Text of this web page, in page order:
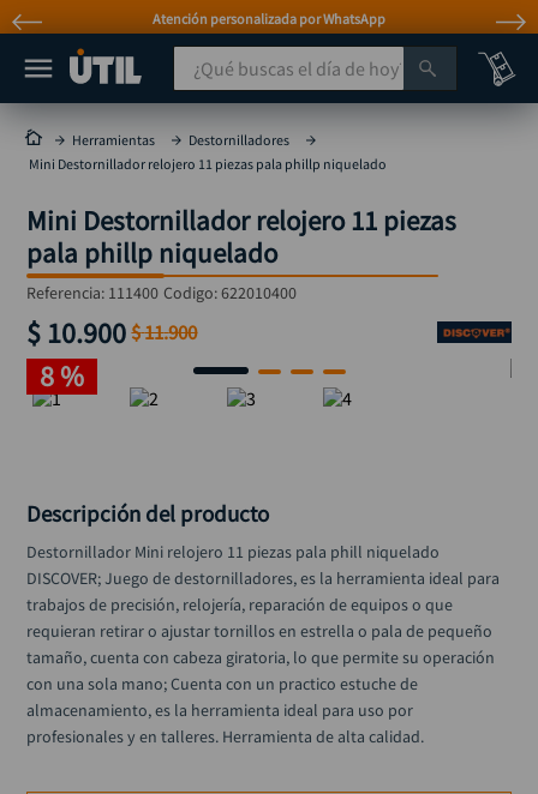
Atención personalizada por WhatsApp
¿Qué buscas el día de hoy?
Herramientas
Destornilladores
Mini Destornillador relojero 11 piezas pala phillp niquelado
Mini Destornillador relojero 11 piezas
pala phillp niquelado
Referencia: 111400 Codigo:622010400
$ 10.900 $11.900
8 %
Descripción del producto
Destornillador Mini relojero 11 piezas pala phill niquelado
DISCOVER; Juego de destornilladores, es la herramienta ideal para
trabajos de precisión, relojería, reparación de equipos o que
requieran retirar o ajustar tornillos en estrella o pala de pequeño
tamaño, cuenta con cabeza giratoria, lo que permite su operación
con una sola mano; Cuenta con un practico estuche de
almacenamiento, es la herramienta ideal para uso por
profesionales y en talleres. Herramienta de alta calidad.
MÁS BUSCADOS
taladro
taladros pulidoras
compresor
sierra circular
ruteadora
broca
taladro inalámbrico
llave